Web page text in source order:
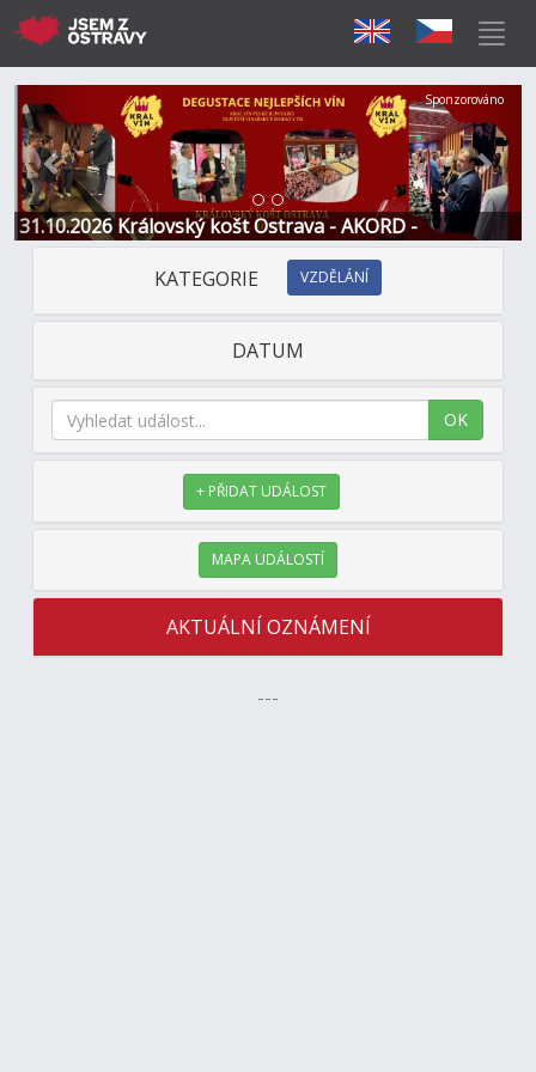
31.10.2026 Královský košt Ostrava - AKORD -
Restaurace a Hotel
Předchozí Další
Sponzorováno
KATEGORIE VZDĚLÁNÍ
DATUM
OK
+ PŘIDAT UDÁLOST
MAPA UDÁLOSTÍ
AKTUÁLNÍ OZNÁMENÍ
---